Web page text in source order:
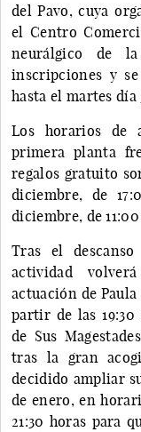
del Pavo, cuya
el Centro
neurálgico de
inscripciones y
hasta el martes día
Los horarios de
primera planta
regalos gratuito
diciembre, de
diciembre, de 11:00
Tras el
actividad
actuación de
partir de las 19:30
de Sus
tras la gran
decidido ampliar
de enero, en
21:30 horas para